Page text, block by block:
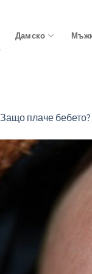
Дамско
Защо плаче бебето?